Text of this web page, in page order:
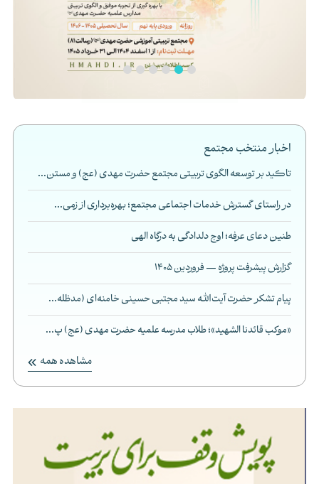
اخبار منتخب مجتمع
تاکید بر توسعه الگوی تربیتی مجتمع حضرت مهدی (عج) و مستن...
در راستای گسترش خدمات اجتماعی مجتمع؛ بهره‌برداری از زمی...
طنین دعای عرفه؛ اوج دلدادگی به درگاه الهی
گزارش پیشرفت پروژه — فروردین 1405
پیام تشکر حضرت آیت‌الله سید مجتبی حسینی خامنه‌ای (مدظله...
«موکب قائدنا الشهید»؛ طلاب مدرسه علمیه حضرت مهدی (عج) پ...
مشاهده همه